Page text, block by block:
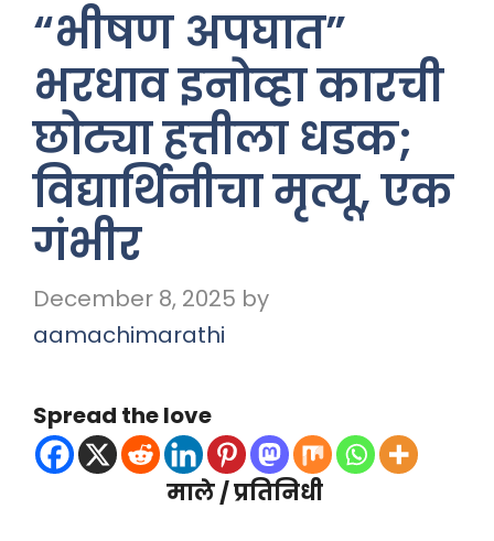
“भीषण अपघात”
भरधाव इनोव्हा कारची
छोट्या हत्तीला धडक;
विद्यार्थिनीचा मृत्यू, एक
गंभीर
December 8, 2025 by
aamachimarathi
Spread the love
माले / प्रतिनिधी